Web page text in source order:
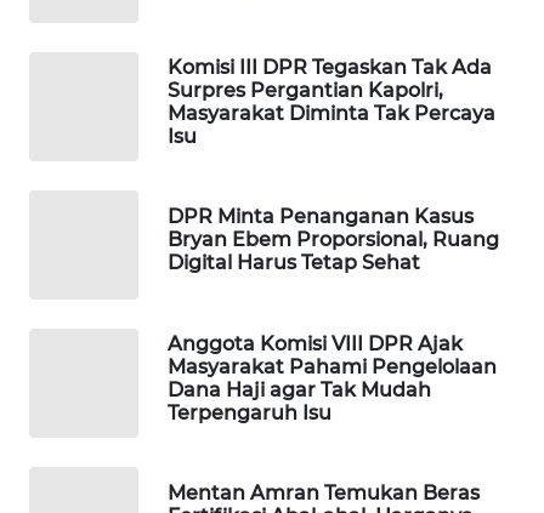
Komisi III DPR Tegaskan Tak Ada
Surpres Pergantian Kapolri,
Masyarakat Diminta Tak Percaya
Isu
DPR Minta Penanganan Kasus
Bryan Ebem Proporsional, Ruang
Digital Harus Tetap Sehat
Anggota Komisi VIII DPR Ajak
Masyarakat Pahami Pengelolaan
Dana Haji agar Tak Mudah
Terpengaruh Isu
Mentan Amran Temukan Beras
SPORT